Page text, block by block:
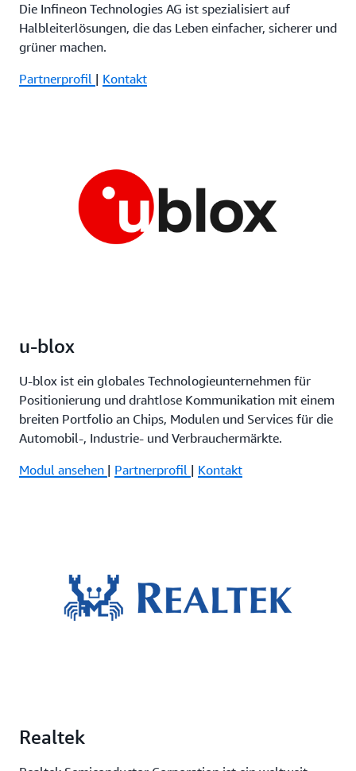
Die Infineon Technologies AG ist spezialisiert auf
Halbleiterlösungen, die das Leben einfacher, sicherer und
grüner machen.
Partnerprofil | Kontakt
u-blox
U-blox ist ein globales Technologieunternehmen für
Positionierung und drahtlose Kommunikation mit einem
breiten Portfolio an Chips, Modulen und Services für die
Automobil-, Industrie- und Verbrauchermärkte.
Modul ansehen | Partnerprofil | Kontakt
Realtek